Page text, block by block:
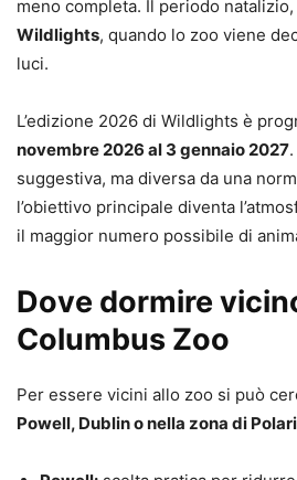
meno completa. Il periodo
Wildlights, quando lo zoo viene
luci.
L’edizione 2026 di Wildlights è
novembre 2026 al 3 gennaio 2027
suggestiva, ma diversa da una
l’obiettivo principale diventa
il maggior numero possibile di
Dove dormire
Columbus Zoo
Per essere vicini allo zoo si può
Powell, Dublin o nella zona di